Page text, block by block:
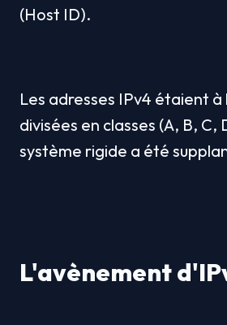
(Host ID).
Les adresses IPv4 étaient à
divisées en classes (A, B, C,
système rigide a été
L'avènement